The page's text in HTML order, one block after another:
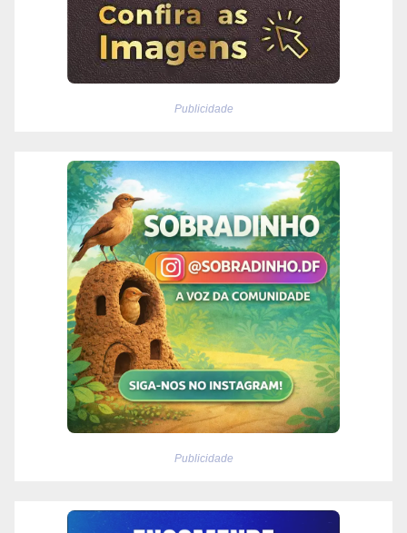
Publicidade
Publicidade